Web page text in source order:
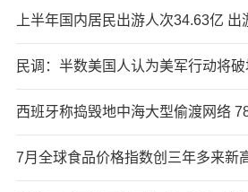
上半年国内居民出游人次34.63亿
民调：半数美国人认为美军行动将
西班牙称捣毁地中海大型偷渡网络
7月全球食品价格指数创三年多来新